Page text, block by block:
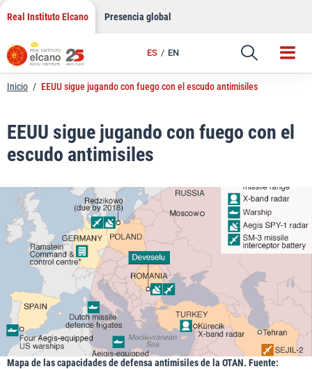
Saltar
contenido
Real Instituto Elcano Presencia global
ES EN
Enlace
Inicio / EEUU sigue jugando con fuego con el escudo antimisiles
EEUU sigue jugando con fuego con el
escudo antimisiles
Mapa de las capacidades de defensa antimisiles de la OTAN. Fuente: